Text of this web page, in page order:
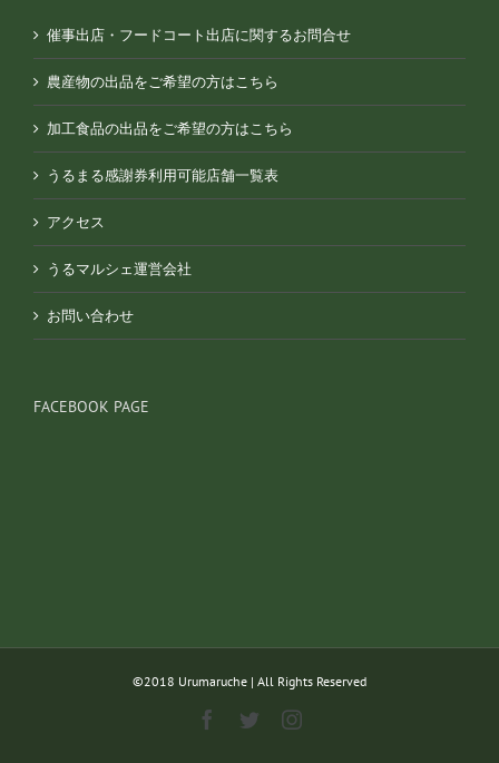
催事出店・フードコート出店に関するお問合せ
農産物の出品をご希望の方はこちら
加工食品の出品をご希望の方はこちら
うるまる感謝券利用可能店舗一覧表
アクセス
うるマルシェ運営会社
お問い合わせ
FACEBOOK PAGE
©︎2018 Urumaruche | All Rights Reserved
Facebook
TwitterInstagram